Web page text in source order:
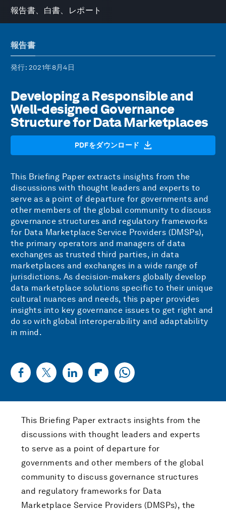
報告書、白書、レポート
報告書
発行: 2021年8月4日
Developing a Responsible and
Well-designed Governance
Structure for Data Marketplaces
PDFをダウンロード
This Briefing Paper extracts insights from the
discussions with thought leaders and experts to
serve as a point of departure for governments and
other members of the global community to discuss
governance structures and regulatory frameworks
for Data Marketplace Service Providers (DMSPs),
the primary operators and managers of data
exchanges as trusted third parties, in data
marketplaces and exchanges in a wide range of
jurisdictions. As decision-makers globally develop
data marketplace solutions specific to their unique
cultural nuances and needs, this paper provides
insights into key governance issues to get right and
do so with global interoperability and adaptability
in mind.
This Briefing Paper extracts insights from the
discussions with thought leaders and experts
to serve as a point of departure for
governments and other members of the global
community to discuss governance structures
and regulatory frameworks for Data
Marketplace Service Providers (DMSPs), the